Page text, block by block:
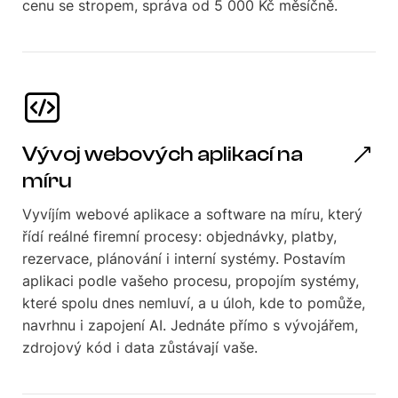
cenu se stropem, správa od 5 000 Kč měsíčně.
Vývoj webových aplikací na
míru
Vyvíjím webové aplikace a software na míru, který
řídí reálné firemní procesy: objednávky, platby,
rezervace, plánování i interní systémy. Postavím
aplikaci podle vašeho procesu, propojím systémy,
které spolu dnes nemluví, a u úloh, kde to pomůže,
navrhnu i zapojení AI. Jednáte přímo s vývojářem,
zdrojový kód i data zůstávají vaše.